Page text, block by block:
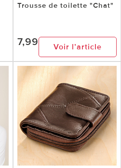
Trousse de toilette "Chat"
7,99 Voir l’article